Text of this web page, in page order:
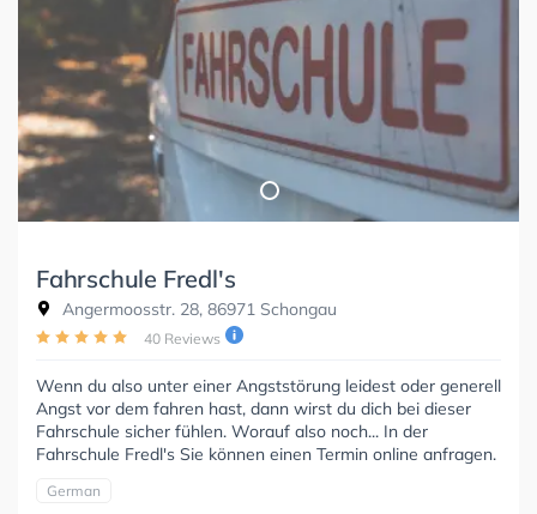
Fahrschule Fredl's
Angermoosstr. 28, 86971 Schongau
40 Reviews
Wenn du also unter einer Angststörung leidest oder generell
Angst vor dem fahren hast, dann wirst du dich bei dieser
Fahrschule sicher fühlen. Worauf also noch... In der
Fahrschule Fredl's Sie können einen Termin online anfragen.
German